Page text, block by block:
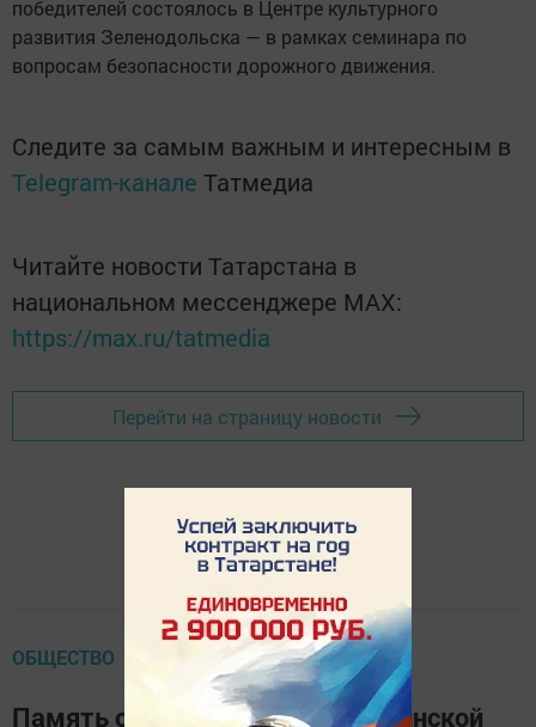
победителей состоялось в Центре культурного
развития Зеленодольска — в рамках семинара по
вопросам безопасности дорожного движения.
Следите за самым важным и интересным в
Telegram-канале Татмедиа
Читайте новости Татарстана в
национальном мессенджере MАХ:
https://max.ru/tatmedia
Перейти на страницу новости
ОБЩЕСТВО
Память о Чернобыле: в Байрякинской